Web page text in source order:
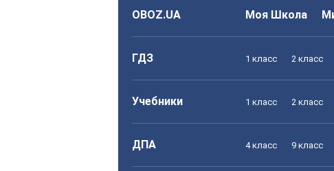
OBOZ.UA Моя Школа
ГДЗ 1 класс 2 класс
Учебники 1 класс 2 класс
ДПА 4 класс 9 класс